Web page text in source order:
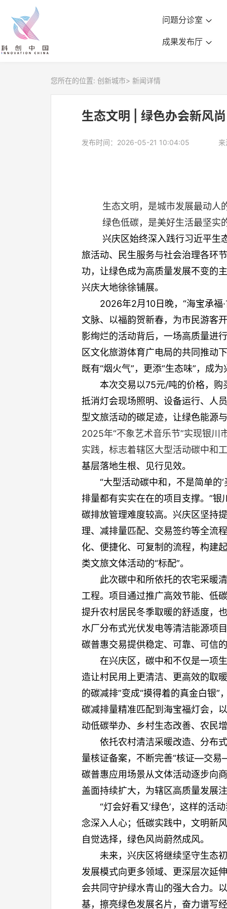
问题分诊室
成果发布厅
您所在的位置: 创新城市> 新闻详情
生态文明 | 绿色办会新风
发布时间：2026-05-21 10:04:05
生态文明，是城市发展最动人
绿色低碳，是美好生活最坚实
兴庆区始终深入践行习近平生
旅活动、民生服务与社会治理各环
功，让绿色成为高质量发展不变的
兴庆大地徐徐铺展。
2026年2月10日晚，“海宝承福
文脉、以福韵贺新春，为市民游客
影绚烂的活动背后，一场高质量进
区文化旅游体育广电局的共同推动
既有“烟火气”，更添“生态味”，成
本次交易以75元/吨的价格，购
抵消灯会现场照明、设备运行、人
型文旅活动的碳足迹，让绿色能源
2025年“不象艺术音乐节”实现银川
实践，标志着辖区大型活动碳中和
基层落地生根、见行见效。
“大型活动碳中和，不是简单的
排量都有实实在在的项目支撑。”
碳排放管理难度较高。兴庆区坚持
理、减排量匹配、交易签约等全流
化、便捷化、可复制的流程，构建
类文旅文体活动的“标配”。
此次碳中和所依托的农宅采暖
工程。项目通过推广高效节能、低
提升农村居民冬季取暖的舒适度，
水厂分布式光伏发电等清洁能源项
碳普惠交易提供稳定、可靠、可信
在兴庆区，碳中和不仅是一项
造让村民用上更清洁、更高效的取
的碳减排”变成“摸得着的真金白银
碳减排量精准匹配到海宝福灯会，
动低碳举办、乡村生态改善、农民
依托农村清洁采暖改造、分布
量核证备案，不断完善“核证—交易
碳普惠应用场景从文体活动逐步向
盖面持续扩大，为辖区高质量发展
“灯会好看又‘绿色’，这样的活
念深入人心；低碳实践中，文明新
自觉选择，绿色风尚蔚然成风。
未来，兴庆区将继续坚守生态
发展模式向更多领域、更深层次延
会共同守护绿水青山的强大合力。
基，擦亮绿色发展名片，奋力谱写